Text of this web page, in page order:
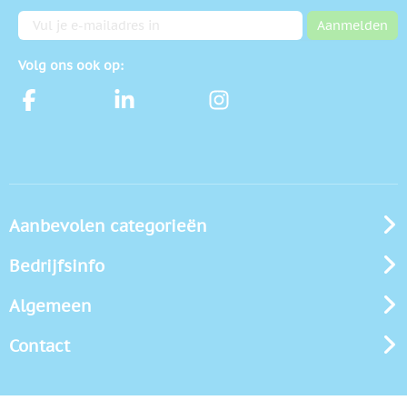
E-mailadres Aanmelden
Volg ons ook op:
Aanbevolen categorieën
Bedrijfsinfo
Algemeen
Contact